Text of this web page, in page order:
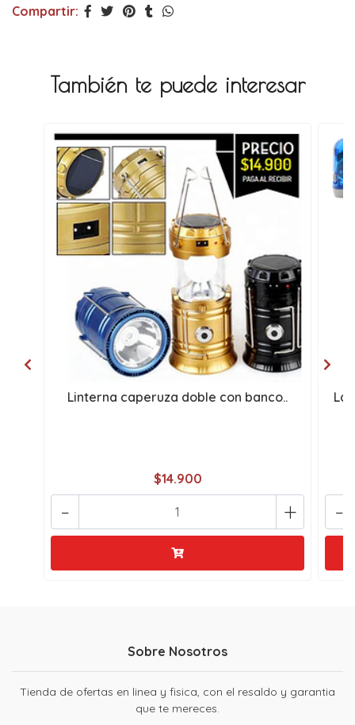
Compartir:
También te puede interesar
Linterna caperuza doble con banco..
$14.900
+
- -
Sobre Nosotros
Tienda de ofertas en linea y fisica, con el resaldo y garantia
que te mereces.